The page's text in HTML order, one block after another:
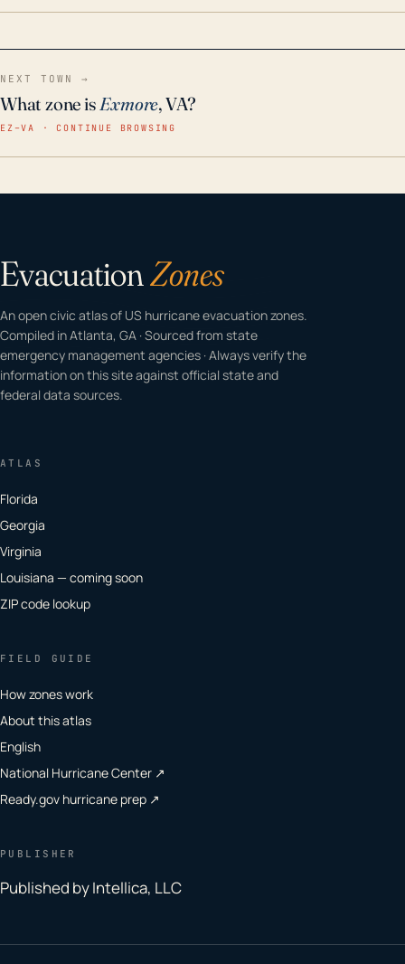
en situaciones de emergencia.
NEXT TOWN →
What zone isExmore, VA?
EZ–VA · CONTINUE BROWSING
EvacuationZones
An open civic atlas of US hurricane evacuation zones.
Compiled in Atlanta, GA · Sourced from state
emergency management agencies · Always verify the
information on this site against official state and
federal data sources.
ATLAS
Florida
Georgia
Virginia
Louisiana — coming soon
ZIP code lookup
FIELD GUIDE
How zones work
About this atlas
English
National Hurricane Center ↗
Ready.gov hurricane prep ↗
PUBLISHER
Published by Intellica, LLC